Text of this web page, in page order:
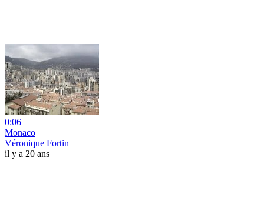
0:06
Monaco
Véronique Fortin
il y a 20 ans